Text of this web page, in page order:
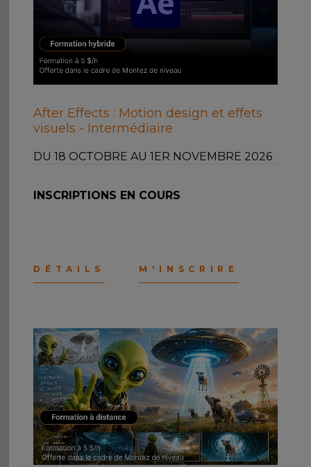
After Effects : Motion design et effets
visuels - Intermédiaire
DU 18 OCTOBRE AU 1ER NOVEMBRE 2026
INSCRIPTIONS EN COURS
DÉTAILS M'INSCRIRE